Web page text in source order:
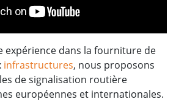
expérience dans la fourniture de
infrastructures, nous proposons
de signalisation routière
européennes et internationales.